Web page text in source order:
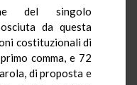
del singolo
da questa
costituzionali di
comma, e 72
di proposta e